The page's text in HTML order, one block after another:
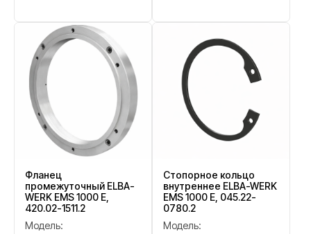
Фланец
промежуточный ELBA-
WERK EMS 1000 E,
420.02-1511.2
Модель:
Стопорное кольцо
внутреннее ELBA-WERK
EMS 1000 E, 045.22-
0780.2
Модель: